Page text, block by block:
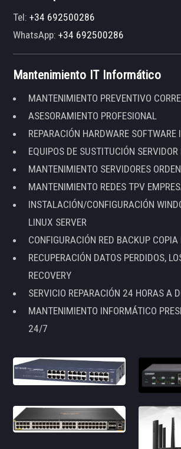
Tel:+34 692500286
WhatsApp:+34 692500286
Mantenimiento IT Informático
MANTENIMIENTO PREVENTIVO
ASESORAMIENTO PROFESIONAL
REPARACIÓN HARDWARE SOFTWARE
EQUIPOS DE SUSTITUCIÓN
MANTENIMIENTO SERVIDORES
MANTENIMIENTO REDES TPV
INSTALACIÓN/CONFIGURACIÓN
LINUX SERVER
CONFIGURACIÓN RED BACKUP COPIA
RECUPERACIÓN DATOS PERDIDOS,
RECOVERY
SERVICIO REPARACIÓN 24 HORAS A
MANTENIMIENTO INFORMÁTICO
24/7